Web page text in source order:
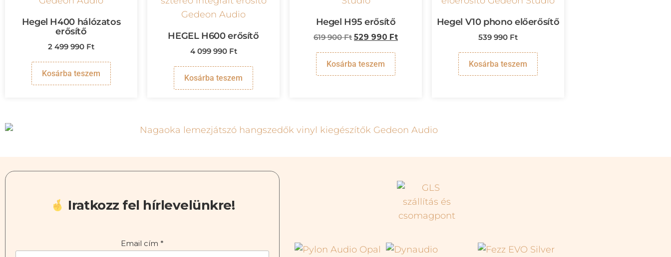
Hegel H400 hálózatos
erősítő
2 499 990 Ft
Kosárba teszem
HEGEL H600 erősítő
4 099 990 Ft
Kosárba teszem
Hegel H95 erősítő
619 900Ft 529 990 Ft
Kosárba teszem
Hegel V10 phono előerősítő
539 990 Ft
Kosárba teszem
Iratkozz fel hírlevelünkre!
Email cím *